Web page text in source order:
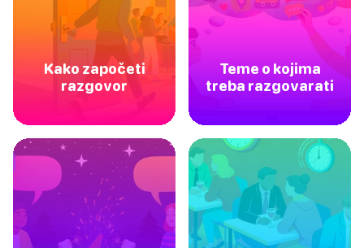
Kako započeti
razgovor
Teme o kojima
treba razgovarati